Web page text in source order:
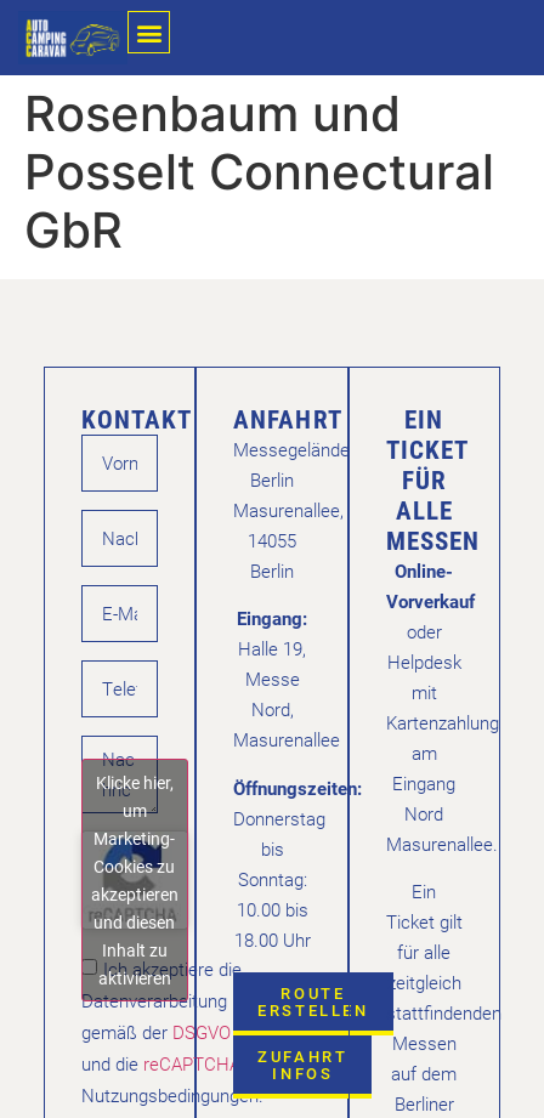
Rosenbaum und
Posselt Connectural
GbR
KONTAKT
Klicke hier,
um
Marketing-
Cookies zu
akzeptieren
und diesen
Inhalt zu
aktivieren
Ich akzeptiere die
Datenverarbeitung
gemäß derDSGVO
und die reCAPTCHA
Nutzungsbedingungen.
ANFAHRT
Messegelände
Berlin
Masurenallee,
14055
Berlin
Eingang:
Halle 19,
Messe
Nord,
Masurenallee
Öffnungszeiten:
Donnerstag
bis
Sonntag:
10.00 bis
18.00 Uhr
ROUTE
ERSTELLEN
ZUFAHRT
INFOS
EIN
TICKET
FÜR
ALLE
MESSEN
Online-
Vorverkauf
oder
Helpdesk
mit
Kartenzahlung
am
Eingang
Nord
Masurenallee.
Ein
Ticket gilt
für alle
zeitgleich
stattfindenden
Messen
auf dem
Berliner